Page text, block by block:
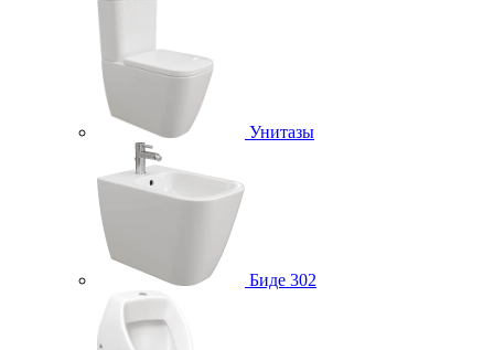
Унитазы
Биде 302